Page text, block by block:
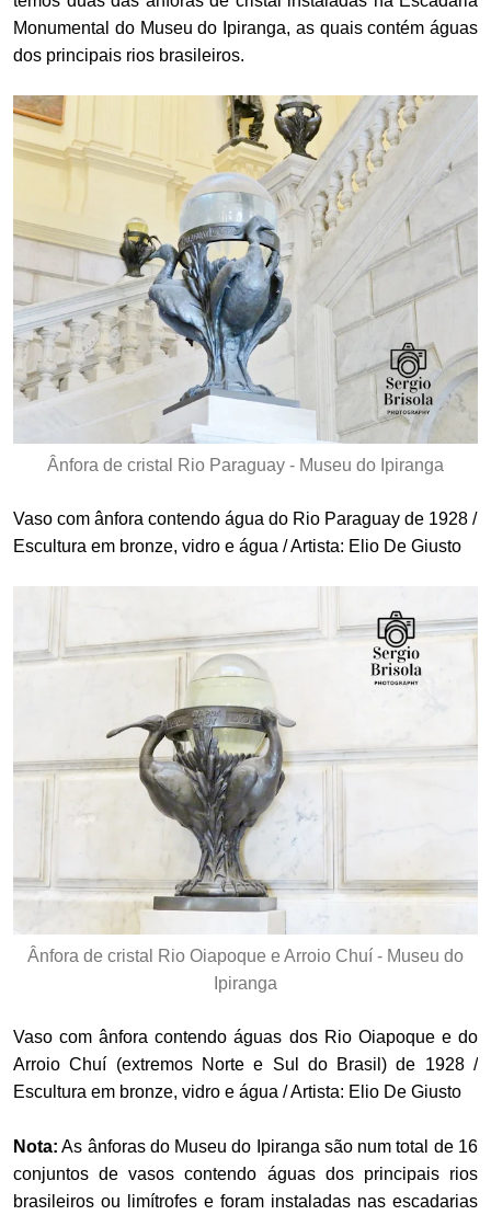
Monumental do Museu do Ipiranga, as quais contém águas
dos principais rios brasileiros.
Ânfora de cristal Rio Paraguay - Museu do Ipiranga
Vaso com ânfora contendo água do Rio Paraguay de 1928 /
Escultura em bronze, vidro e água / Artista: Elio De Giusto
Ânfora de cristal Rio Oiapoque e Arroio Chuí - Museu do
Ipiranga
Vaso com ânfora contendo águas dos Rio Oiapoque e do
Arroio Chuí (extremos Norte e Sul do Brasil) de 1928 /
Escultura em bronze, vidro e água / Artista: Elio De Giusto
Nota: As ânforas do Museu do Ipiranga são num total de 16
conjuntos de vasos contendo águas dos principais rios
brasileiros ou limítrofes e foram instaladas nas escadarias